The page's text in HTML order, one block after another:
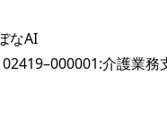
なAI
介護業務